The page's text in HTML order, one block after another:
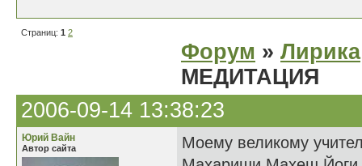
Страниц: 1 2
Форум » Лирика
МЕДИТАЦИЯ
2006-09-14 13:38:23
Юрий Вайн
Автор сайта
Моему великому